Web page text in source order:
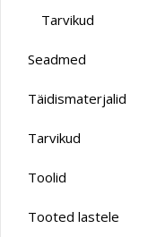
Tarvikud
Seadmed
Täidismaterjalid
Tarvikud
Toolid
Tooted lastele